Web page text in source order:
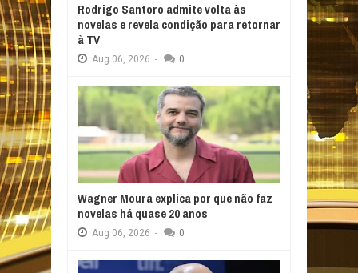
Rodrigo Santoro admite volta às
novelas e revela condição para retornar
à TV
Aug 06, 2026 - 0
Wagner Moura explica por que não faz
novelas há quase 20 anos
Aug 06, 2026 - 0